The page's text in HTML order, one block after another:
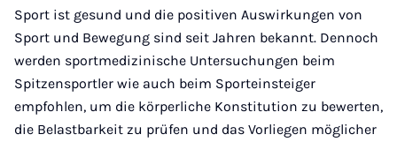
Sport ist gesund und die positiven Auswirkungen von
Sport und Bewegung sind seit Jahren bekannt. Dennoch
werden sportmedizinische Untersuchungen beim
Spitzensportler wie auch beim Sporteinsteiger
empfohlen, um die körperliche Konstitution zu bewerten,
die Belastbarkeit zu prüfen und das Vorliegen möglicher